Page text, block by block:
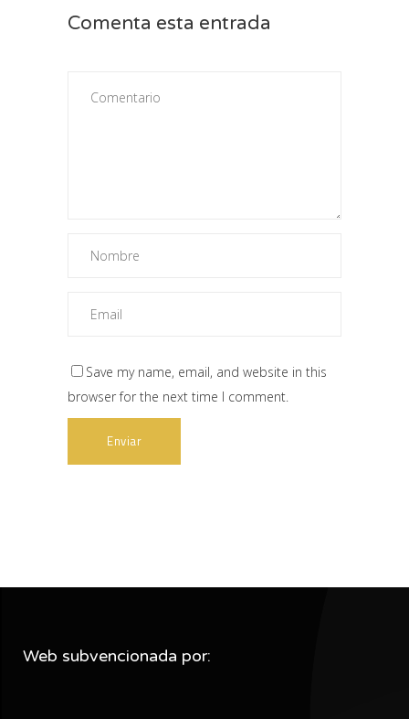
Comenta esta entrada
Save my name, email, and website in this
browser for the next time I comment.
Web subvencionada por: